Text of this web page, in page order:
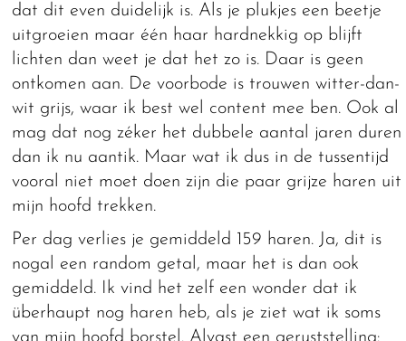
dat dit even duidelijk is. Als je plukjes een beetje
uitgroeien maar één haar hardnekkig op blijft
lichten dan weet je dat het zo is. Daar is geen
ontkomen aan. De voorbode is trouwen witter-dan-
wit grijs, waar ik best wel content mee ben. Ook al
mag dat nog zéker het dubbele aantal jaren duren
dan ik nu aantik. Maar wat ik dus in de tussentijd
vooral niet moet doen zijn die paar grijze haren uit
mijn hoofd trekken.
Per dag verlies je gemiddeld 159 haren. Ja, dit is
nogal een random getal, maar het is dan ook
gemiddeld. Ik vind het zelf een wonder dat ik
überhaupt nog haren heb, als je ziet wat ik soms
van mijn hoofd borstel. Alvast een geruststelling: